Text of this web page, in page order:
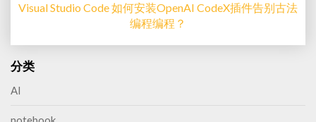
Visual Studio Code 如何安装OpenAI CodeX插件告别古法
编程编程？
分类
AI